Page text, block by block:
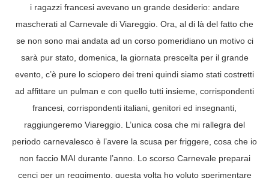
i ragazzi francesi avevano un grande desiderio: andare
mascherati al Carnevale di Viareggio. Ora, al di là del fatto che
se non sono mai andata ad un corso pomeridiano un motivo ci
sarà pur stato, domenica, la giornata prescelta per il grande
evento, c’è pure lo sciopero dei treni quindi siamo stati costretti
ad affittare un pulman e con quello tutti insieme, corrispondenti
francesi, corrispondenti italiani, genitori ed insegnanti,
raggiungeremo Viareggio. L’unica cosa che mi rallegra del
periodo carnevalesco è l’avere la scusa per friggere, cosa che io
non faccio MAI durante l’anno. Lo scorso Carnevale preparai
cenci per un reggimento, questa volta ho voluto sperimentare